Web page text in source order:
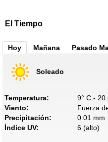
El Tiempo
Hoy Mañana Pasado
Soleado
Temperatura:
9° C -
Viento:
Fuerza
Precipitación:
0.01 mm
Índice UV:
6 (alto)